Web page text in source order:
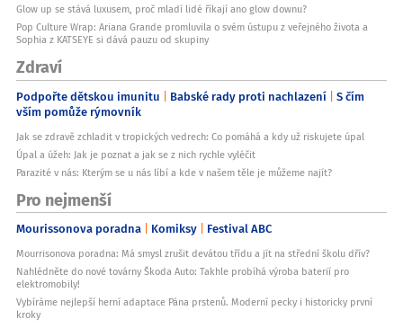
Glow up se stává luxusem, proč mladí lidé říkají ano glow downu?
Pop Culture Wrap: Ariana Grande promluvila o svém ústupu z veřejného života a
Sophia z KATSEYE si dává pauzu od skupiny
Zdraví
Podpořte dětskou imunitu Babské rady proti nachlazení S čím
vším pomůže rýmovník
Jak se zdravě zchladit v tropických vedrech: Co pomáhá a kdy už riskujete úpal
Úpal a úžeh: Jak je poznat a jak se z nich rychle vyléčit
Parazité v nás: Kterým se u nás líbí a kde v našem těle je můžeme najít?
Pro nejmenší
Mourissonova poradna Komiksy Festival ABC
Mourrisonova poradna: Má smysl zrušit devátou třídu a jít na střední školu dřív?
Nahlédněte do nové továrny Škoda Auto: Takhle probíhá výroba baterií pro
elektromobily!
Vybíráme nejlepší herní adaptace Pána prstenů. Moderní pecky i historicky první
kroky